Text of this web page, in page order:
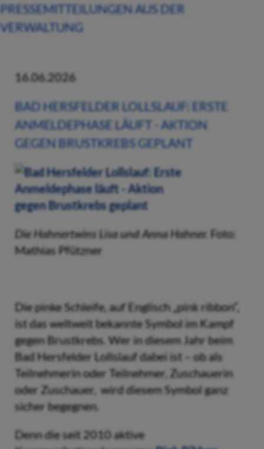
PRESSEMITTEILUNGEN AUS DER
VERWALTUNG
16.06.2026
BAD HERSFELDER LOLLSLAUF: ERSTE
ANMELDEPHASE LÄUFT - AKTION
GEGEN BRUSTKREBS GEPLANT
Die Hahnertwins Lisa und Anna Hahner. Foto:
Mathias Pfützner
Die pinke Schleife, auf Englisch „pink ribbon“,
ist das weltweit bekannte Symbol im Kampf
gegen Brustkrebs. Wer in diesem Jahr beim
Bad Hersfelder Lollslauf dabei ist – ob als
Teilnehmerin oder Teilnehmer, Zuschauerin
oder Zuschauer, wird diesem Symbol ganz
sicher begegnen.
Denn die seit 2010 aktive